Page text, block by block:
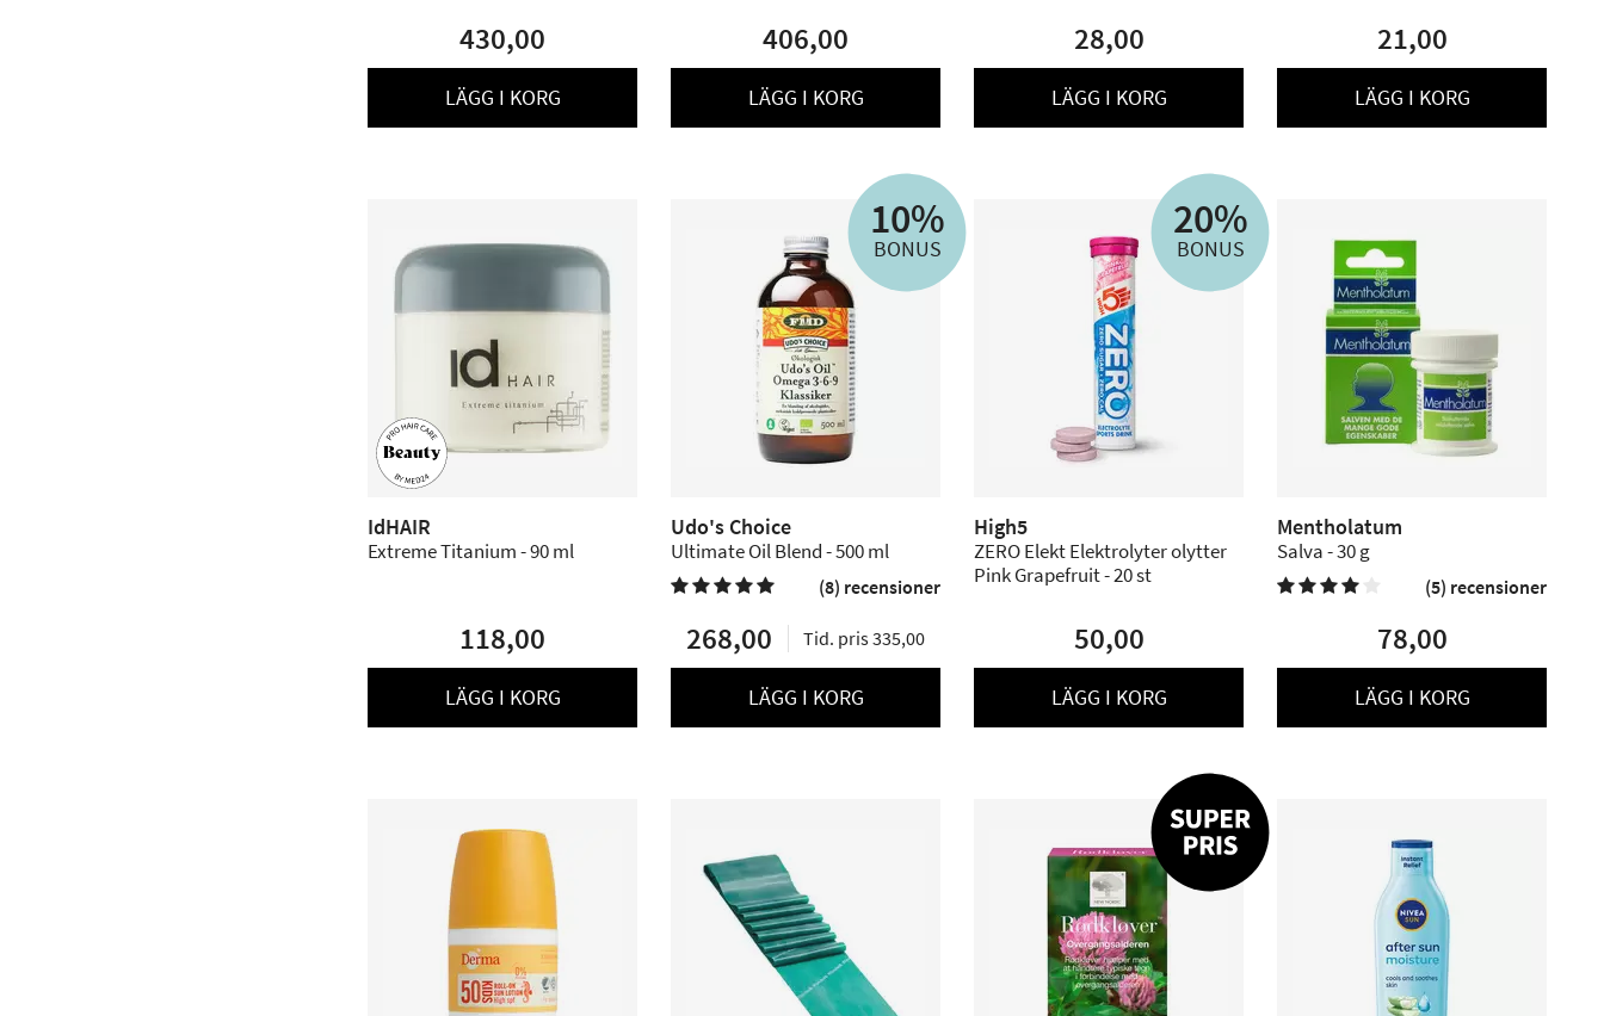
430,00
LÄGG I KORG
406,00
LÄGG I KORG
28,00
LÄGG I KORG
21,00
LÄGG I KORG
IdHAIR
Extreme Titanium - 90 ml
118,00
LÄGG I KORG
10%
BONUS
Udo's Choice
Ultimate Oil Blend - 500 ml
 (8) recensioner
268,00 Tid. pris 335,00
LÄGG I KORG
20%
BONUS
High5
ZERO Elekt Elektrolyter olytter
Pink Grapefruit - 20 st
50,00
LÄGG I KORG
Mentholatum
Salva - 30 g
 (5) recensioner
78,00
LÄGG I KORG